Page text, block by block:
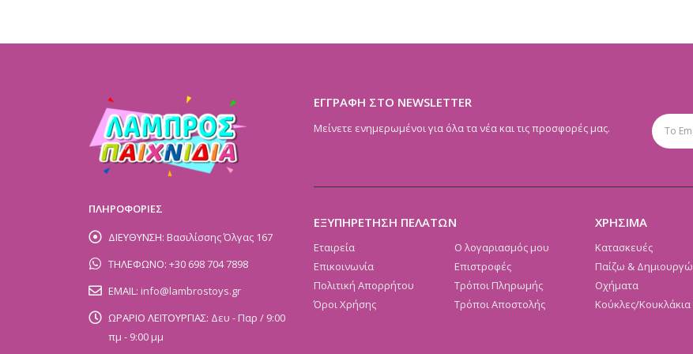
ΠΛΗΡΟΦΟΡΙΕΣ
ΔΙΕΥΘΥΝΣΗ: Βασιλίσσης Όλγας 167
ΤΗΛΕΦΩΝΟ: +30 698 704 7898
EMAIL: info@lambrostoys.gr
ΩΡΑΡΙΟ ΛΕΙΤΟΥΡΓΙΑΣ: Δευ - Παρ / 9:00
πμ - 9:00 μμ
ΕΓΓΡΑΦΗ ΣΤΟ NEWSLETTER
Μείνετε ενημερωμένοι για όλα τα νέα και τις προσφορές μας.
ΕΞΥΠΗΡΕΤΗΣΗ ΠΕΛΑΤΩΝ
Εταιρεία
Επικοινωνία
Πολιτική Απορρήτου
Όροι Χρήσης
Ο λογαριασμός μου
Επιστροφές
Τρόποι Πληρωμής
Τρόποι Αποστολής
ΧΡΗΣΙΜΑ
Κατασκευές
Παίζω & Δημιουργώ
Οχήματα
Κούκλες/Κουκλάκια